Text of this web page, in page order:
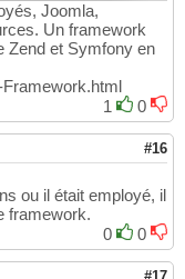
Joomla,
Un framework
Zend et Symfony en
1
0
#16
ou il était employé, il
framework.
0
0